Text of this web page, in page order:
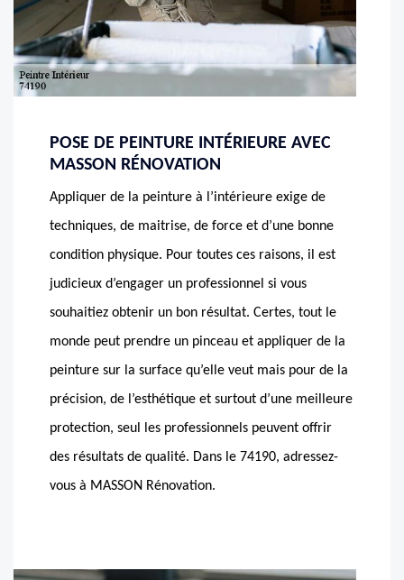
POSE DE PEINTURE INTÉRIEURE AVEC
MASSON RÉNOVATION
Appliquer de la peinture à l’intérieure exige de
techniques, de maitrise, de force et d’une bonne
condition physique. Pour toutes ces raisons, il est
judicieux d’engager un professionnel si vous
souhaitiez obtenir un bon résultat. Certes, tout le
monde peut prendre un pinceau et appliquer de la
peinture sur la surface qu’elle veut mais pour de la
précision, de l’esthétique et surtout d’une meilleure
protection, seul les professionnels peuvent offrir
des résultats de qualité. Dans le 74190, adressez-
vous à MASSON Rénovation.